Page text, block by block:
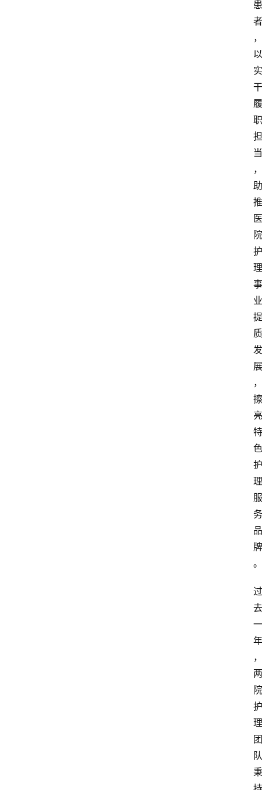
患
者
，
以
实
干
履
职
担
当
，
助
推
医
院
护
理
事
业
提
质
发
展
，
擦
亮
特
色
护
理
服
务
品
牌
。
过
去
一
年
，
两
院
护
理
团
队
秉